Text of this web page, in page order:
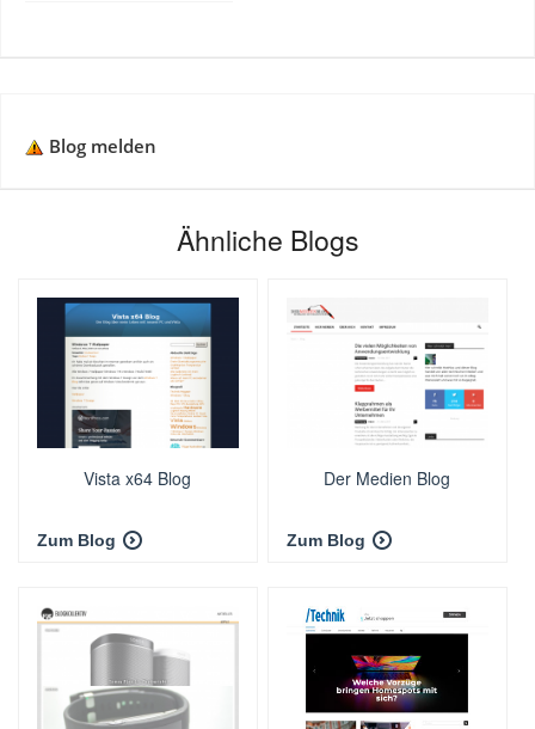
Blog melden
Ähnliche Blogs
Vista x64 Blog
Zum Blog
Der Medien Blog
Zum Blog